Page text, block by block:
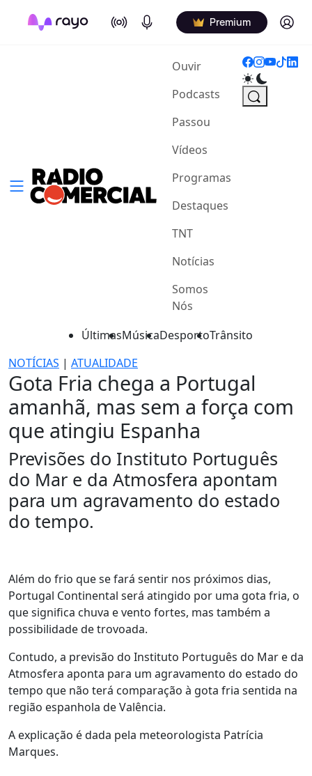
On Air Podcasts Premium Log in
Ouvir(current)
Podcasts
Passou
Vídeos
Programas
Destaques
TNT
Notícias
Somos
Nós
ÚltimasMúsicaDesportoTrânsito
NOTÍCIAS | ATUALIDADE
Gota Fria chega a Portugal
amanhã, mas sem a força com
que atingiu Espanha
Previsões do Instituto Português
do Mar e da Atmosfera apontam
para um agravamento do estado
do tempo.
Além do frio que se fará sentir nos próximos dias,
Portugal Continental será atingido por uma gota fria, o
que significa chuva e vento fortes, mas também a
possibilidade de trovoada.
Contudo, a previsão do Instituto Português do Mar e da
Atmosfera aponta para um agravamento do estado do
tempo que não terá comparação à gota fria sentida na
região espanhola de Valência.
A explicação é dada pela meteorologista Patrícia
Marques.